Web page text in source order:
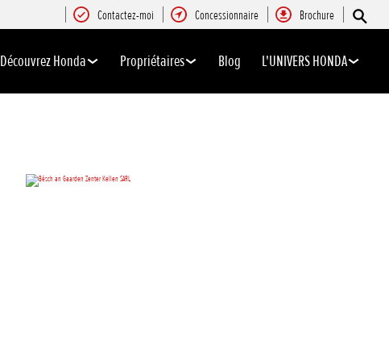
Contactez-moi Concessionnaire Brochure
Découvrez Honda Propriétaires Blog L'UNIVERS HONDA